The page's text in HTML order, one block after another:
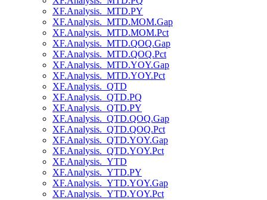
XF.Analysis._MTD.PY
XF.Analysis._MTD.MOM.Gap
XF.Analysis._MTD.MOM.Pct
XF.Analysis._MTD.QOQ.Gap
XF.Analysis._MTD.QOQ.Pct
XF.Analysis._MTD.YOY.Gap
XF.Analysis._MTD.YOY.Pct
XF.Analysis._QTD
XF.Analysis._QTD.PQ
XF.Analysis._QTD.PY
XF.Analysis._QTD.QOQ.Gap
XF.Analysis._QTD.QOQ.Pct
XF.Analysis._QTD.YOY.Gap
XF.Analysis._QTD.YOY.Pct
XF.Analysis._YTD
XF.Analysis._YTD.PY
XF.Analysis._YTD.YOY.Gap
XF.Analysis._YTD.YOY.Pct